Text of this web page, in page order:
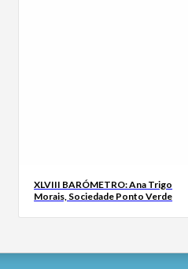
XLVIII BARÓMETRO: Ana Trigo
Morais, Sociedade Ponto Verde